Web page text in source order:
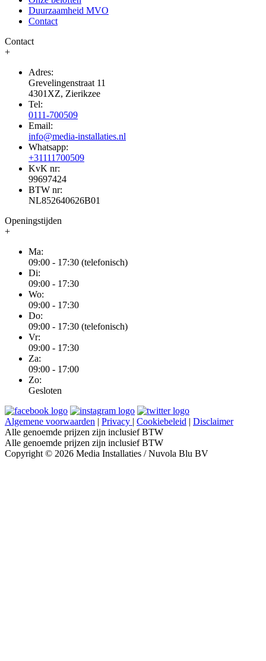
Duurzaamheid MVO
Contact
Contact
+
Adres:
Grevelingenstraat 11
4301XZ, Zierikzee
Tel:
0111-700509
Email:
info@media-installaties.nl
Whatsapp:
+31111700509
KvK nr:
99697424
BTW nr:
NL852640626B01
Openingstijden
+
Ma:
09:00 - 17:30 (telefonisch)
Di:
09:00 - 17:30
Wo:
09:00 - 17:30
Do:
09:00 - 17:30 (telefonisch)
Vr:
09:00 - 17:30
Za:
09:00 - 17:00
Zo:
Gesloten
Algemene voorwaarden | Privacy | Cookiebeleid | Disclaimer
Alle genoemde prijzen zijn inclusief BTW
Alle genoemde prijzen zijn inclusief BTW
Copyright © 2026 Media Installaties / Nuvola Blu BV